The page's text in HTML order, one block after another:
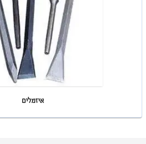
איזמלים